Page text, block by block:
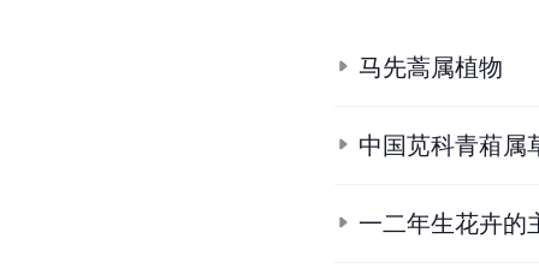
马先蒿属植物
中国苋科青葙属
一二年生花卉的